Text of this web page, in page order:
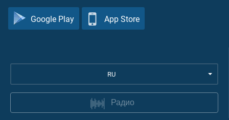
Google Play App Store
RU
Радио